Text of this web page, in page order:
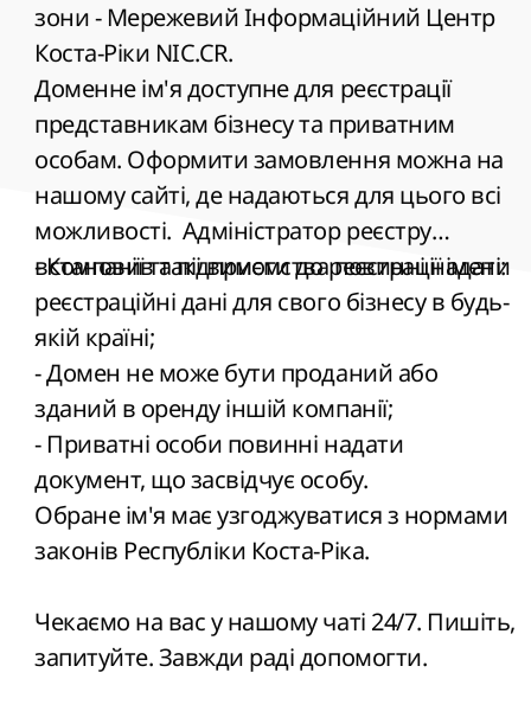
зони - Мережевий Інформаційний Центр
Коста-Ріки NIC.CR.
Доменне ім'я доступне для реєстрації
представникам бізнесу та приватним
особам. Оформити замовлення можна на
нашому сайті, де надаються для цього всі
можливості. Адміністратор реєстру
встановив такі вимоги до реєстрації імені:
- Компанії та підприємства повинні надати
реєстраційні дані для свого бізнесу в будь-
якій країні;
- Домен не може бути проданий або
зданий в оренду іншій компанії;
- Приватні особи повинні надати
документ, що засвідчує особу.
Обране ім'я має узгоджуватися з нормами
законів Республіки Коста-Ріка.
Чекаємо на вас у нашому чаті 24/7. Пишіть,
запитуйте. Завжди раді допомогти.